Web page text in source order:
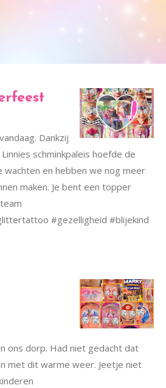
Dankzij
schminkpaleis hoefde de
wachten en hebben we nog meer
maken. Je bent een topper
#gezelligheid #blijekind
ons dorp. Had niet gedacht dat
met dit warme weer. Jeetje niet